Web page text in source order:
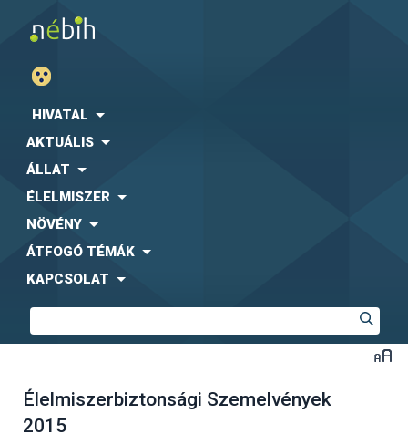
HIVATAL
AKTUÁLIS
ÁLLAT
ÉLELMISZER
NÖVÉNY
ÁTFOGÓ TÉMÁK
KAPCSOLAT
Élelmiszerbiztonsági Szemelvények
2015